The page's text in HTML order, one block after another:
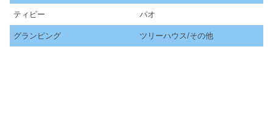
ティピー パオ
グランピング ツリーハウス/その他